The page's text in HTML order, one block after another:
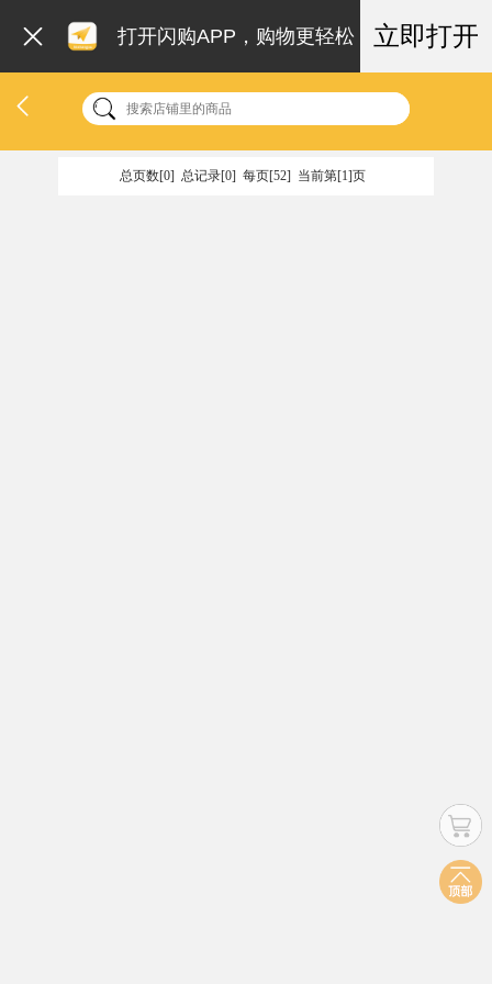
打开闪购APP，购物更轻松 立即打开
总页数[0] 总记录[0] 每页[52] 当前第[1]页